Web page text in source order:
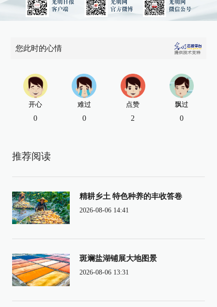
您此时的心情
开心
0
难过
0
点赞
2
飘过
0
推荐阅读
精耕乡土 特色种养的丰收答卷
2026-08-06 14:41
斑斓盐湖铺展大地图景
2026-08-06 13:31